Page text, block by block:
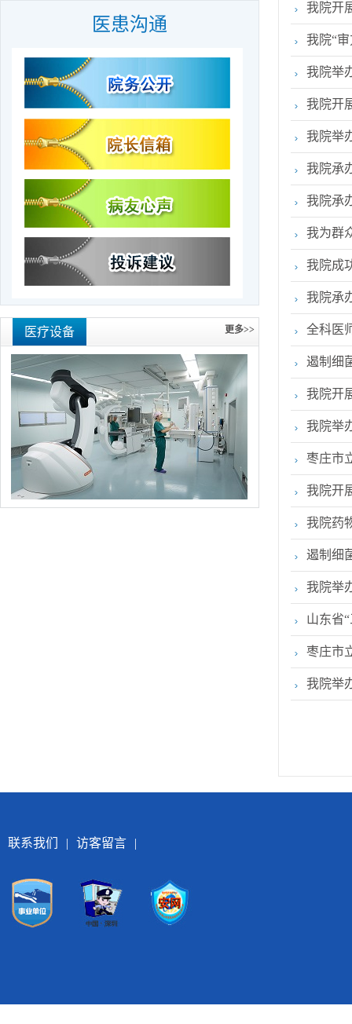
医患沟通
医疗设备 更多>>
我院开
我院“
我院举
我院开
我院举
我院承
我院承
我为群
我院成
我院承
全科医
遏制细
我院开
我院举
枣庄市
我院开
我院药
遏制细
我院举
山东省
枣庄市
我院举
联系我们 | 访客留言 |